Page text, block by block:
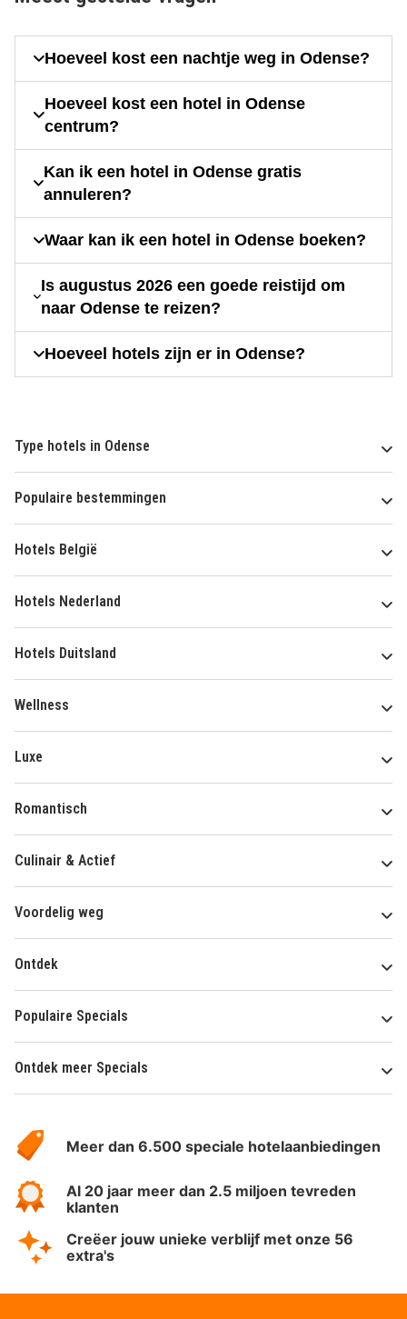
Hoeveel kost een nachtje weg in Odense?
Hoeveel kost een hotel in Odense
centrum?
Kan ik een hotel in Odense gratis
annuleren?
Waar kan ik een hotel in Odense boeken?
Is augustus 2026 een goede reistijd om
naar Odense te reizen?
Hoeveel hotels zijn er in Odense?
Type hotels in Odense
Populaire bestemmingen
Hotels België
Hotels Nederland
Hotels Duitsland
Wellness
Luxe
Romantisch
Culinair & Actief
Voordelig weg
Ontdek
Populaire Specials
Ontdek meer Specials
HotelSpecials
Meer dan 6.500 speciale hotelaanbiedingen
Al 20 jaar meer dan 2.5 miljoen tevreden
klanten
Creëer jouw unieke verblijf met onze 56
extra's